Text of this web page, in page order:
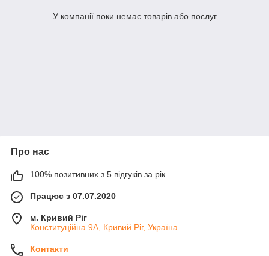
У компанії поки немає товарів або послуг
Про нас
100% позитивних з 5 відгуків за рік
Працює з 07.07.2020
м. Кривий Ріг
Конституційна 9А, Кривий Ріг, Україна
Контакти